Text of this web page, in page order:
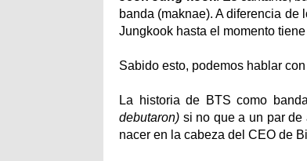
banda (maknae). A diferencia
Jungkook hasta el momento
Sabido esto, podemos hablar
La historia de BTS como
debutaron) si no que a un par de
nacer en la cabeza del CEO de